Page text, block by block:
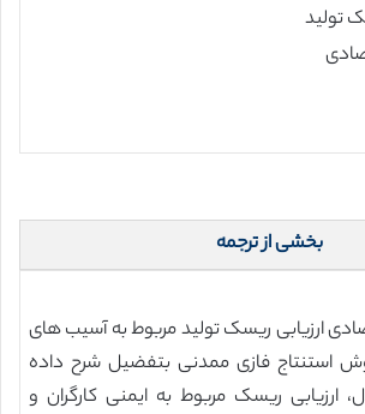
بخشی از ترجمه
ارزیابی ریسک تولید مربوط به آسیب های
استنتاج فازی ممدنی بتفضیل شرح داده
ریسک مربوط به ایمنی کارگران و